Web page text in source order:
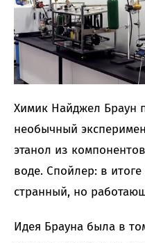
Химик Найджел Браун
необычный
этанол из
воде. Спойлер: в
странный, но
Идея Брауна была в